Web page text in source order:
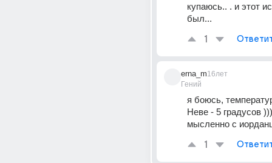
купаюсь.. . и этот
был...
1
erna_m
Гений
16лет
я боюсь,
Неве - 5 градусов
мысленно с
1